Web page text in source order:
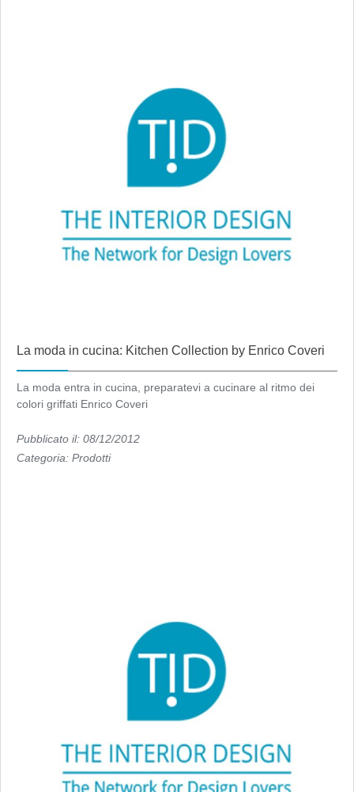
La moda in cucina: Kitchen Collection by Enrico Coveri
La moda entra in cucina, preparatevi a cucinare al ritmo dei
colori griffati Enrico Coveri
Pubblicato il: 08/12/2012
Categoria: Prodotti